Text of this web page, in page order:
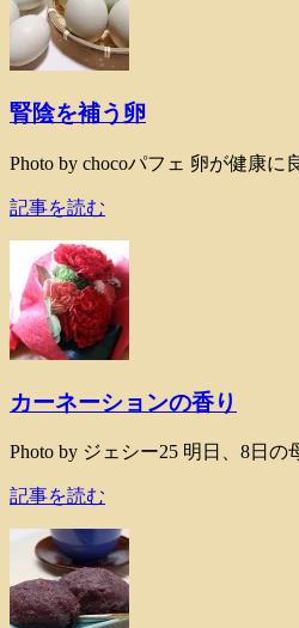
腎陰を補う卵
Photo by chocoパフェ 卵が健康
記事を読む
カーネーションの香り
Photo by ジェシー25 明日、8日
記事を読む